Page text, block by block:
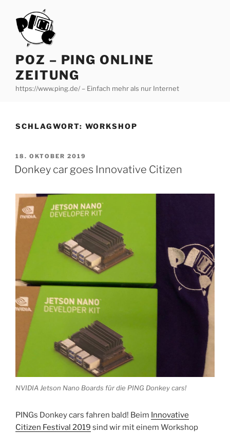
Inhalt
springen
POZ – PING ONLINE
ZEITUNG
https://www.ping.de/ – Einfach mehr als nur Internet
SCHLAGWORT: WORKSHOP
VERÖFFENTLICHT
AM
18. OKTOBER 2019
Donkey car goes Innovative Citizen
NVIDIA Jetson Nano Boards für die PING Donkey cars!
PINGs Donkey cars fahren bald! Beim Innovative
Citizen Festival 2019 sind wir mit einem Workshop